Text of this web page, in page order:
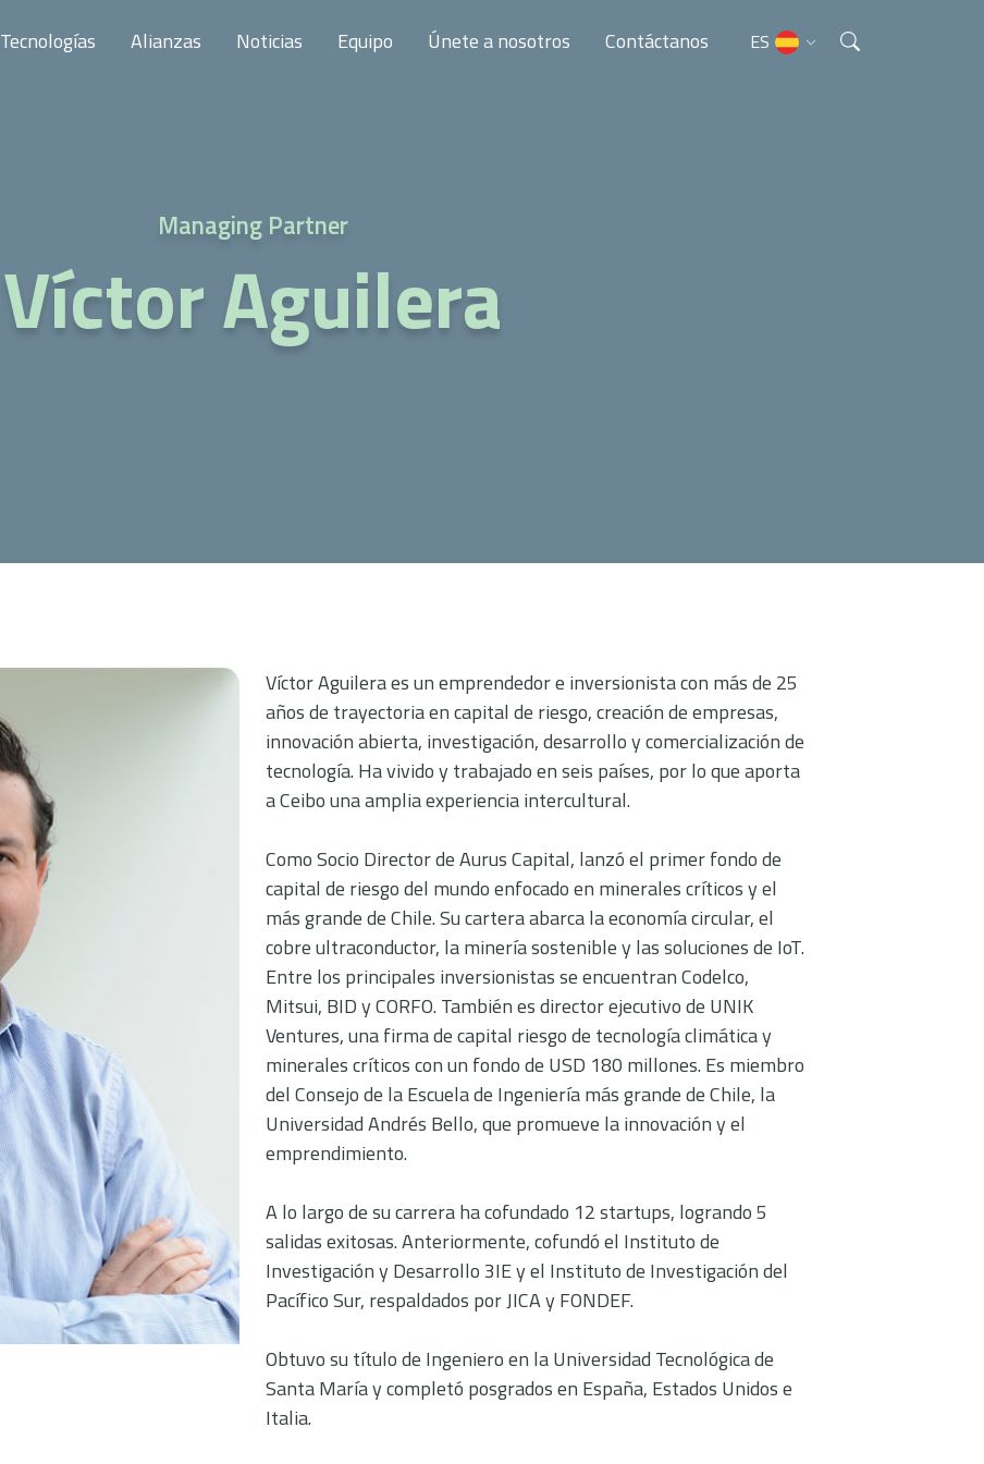
Tecnologías Alianzas Noticias Equipo Únete a nosotros Contáctanos ES
Managing Partner
Víctor Aguilera
Víctor Aguilera es un emprendedor e inversionista con más de 25
años de trayectoria en capital de riesgo, creación de empresas,
innovación abierta, investigación, desarrollo y comercialización de
tecnología. Ha vivido y trabajado en seis países, por lo que aporta
a Ceibo una amplia experiencia intercultural.
Como Socio Director de Aurus Capital, lanzó el primer fondo de
capital de riesgo del mundo enfocado en minerales críticos y el
más grande de Chile. Su cartera abarca la economía circular, el
cobre ultraconductor, la minería sostenible y las soluciones de IoT.
Entre los principales inversionistas se encuentran Codelco,
Mitsui, BID y CORFO. También es director ejecutivo de UNIK
Ventures, una firma de capital riesgo de tecnología climática y
minerales críticos con un fondo de USD 180 millones. Es miembro
del Consejo de la Escuela de Ingeniería más grande de Chile, la
Universidad Andrés Bello, que promueve la innovación y el
emprendimiento.
A lo largo de su carrera ha cofundado 12 startups, logrando 5
salidas exitosas. Anteriormente, cofundó el Instituto de
Investigación y Desarrollo 3IE y el Instituto de Investigación del
Pacífico Sur, respaldados por JICA y FONDEF.
Obtuvo su título de Ingeniero en la Universidad Tecnológica de
Santa María y completó posgrados en España, Estados Unidos e
Italia.